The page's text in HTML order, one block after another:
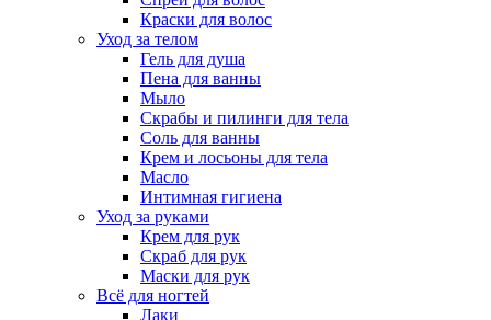
Краски для волос
Уход за телом
Гель для душа
Пена для ванны
Мыло
Скрабы и пилинги для тела
Соль для ванны
Крем и лосьоны для тела
Масло
Интимная гигиена
Уход за руками
Крем для рук
Скраб для рук
Маски для рук
Всё для ногтей
Лаки